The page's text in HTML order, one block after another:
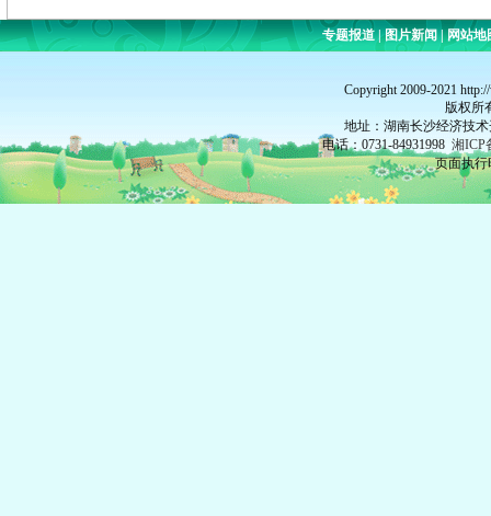
专题报道|图片新闻|网站地
Copyright 2009-2021
版权所
地址：湖南长沙经济技
电话：0731-84931998 湘ICP
页面执